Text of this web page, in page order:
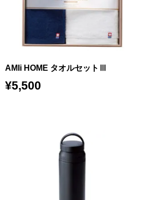
AMIi HOME タオルセットⅢ
¥5,500